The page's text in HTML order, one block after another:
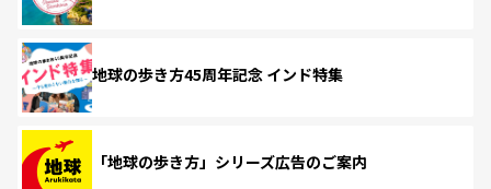
地球の歩き方45周年記念 インド特集
「地球の歩き方」シリーズ広告のご案内